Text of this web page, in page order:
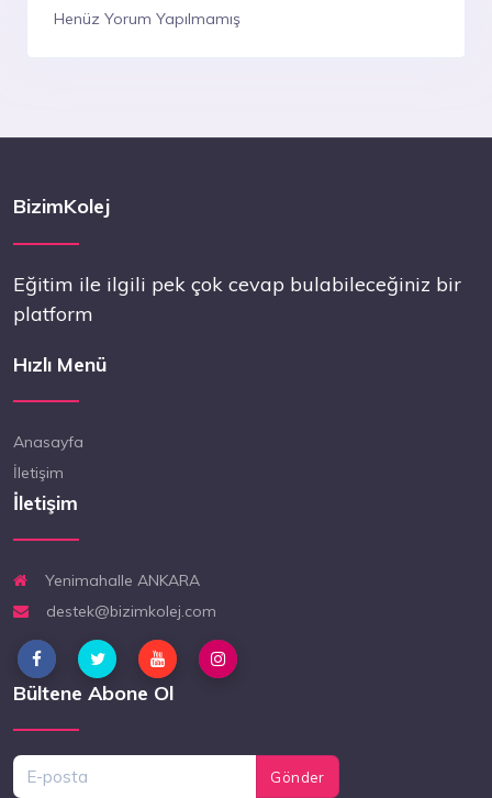
Henüz Yorum Yapılmamış
BizimKolej
Eğitim ile ilgili pek çok cevap bulabileceğiniz bir
platform
Hızlı Menü
Anasayfa
İletişim
İletişim
Yenimahalle ANKARA
destek@bizimkolej.com
Bültene Abone Ol
Gönder